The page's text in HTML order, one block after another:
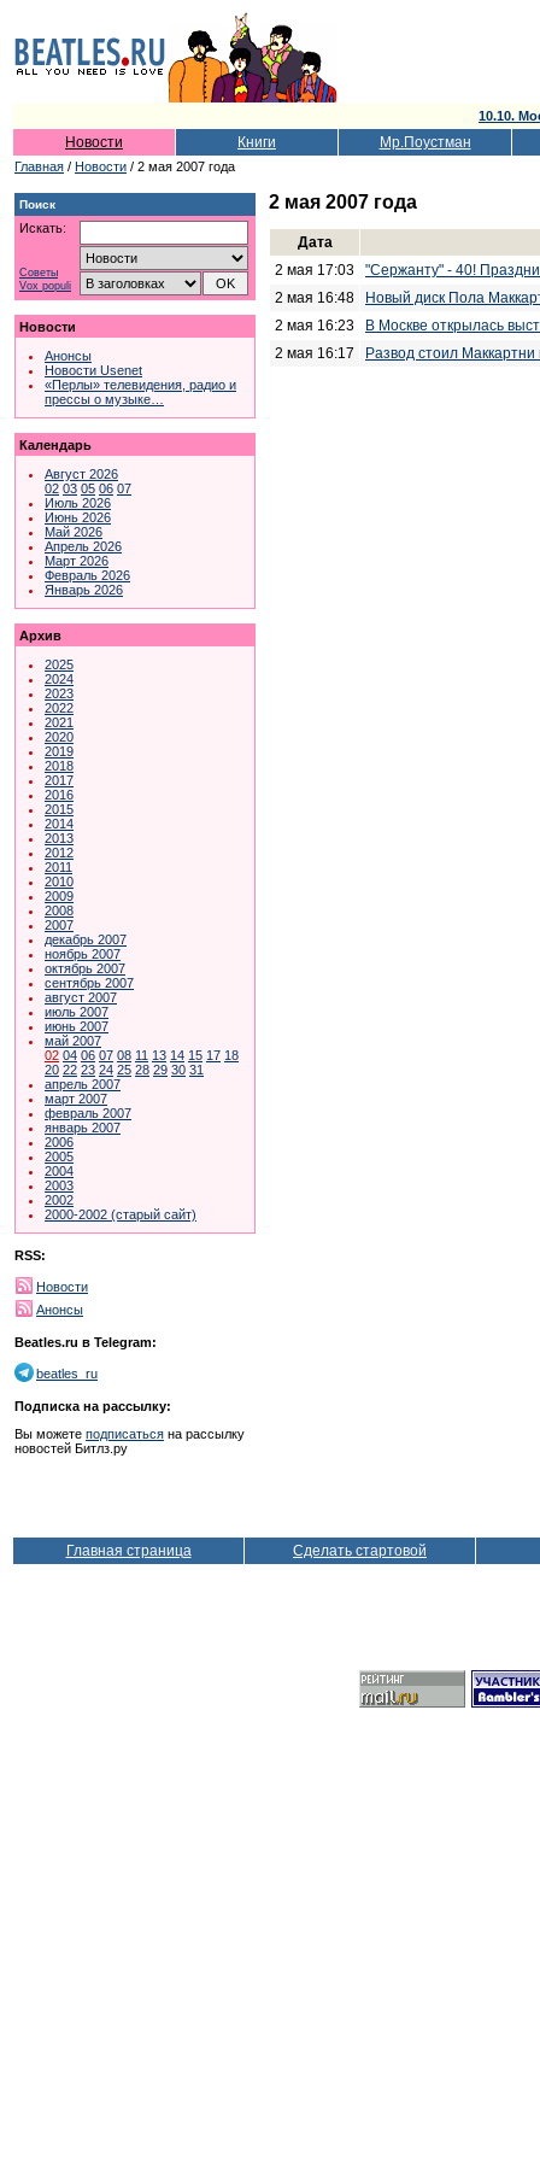
10.10.
Новости Книги Мр.Поустман
Главная / Новости / 2 мая 2007 года
Поиск
Искать:
Советы
Vox populi
Новости
Анонсы
Новости Usenet
«Перлы» телевидения, радио и
прессы о музыке…
Календарь
Август 2026
02 03 05 06 07
Июль 2026
Июнь 2026
Май 2026
Апрель 2026
Март 2026
Февраль 2026
Январь 2026
Архив
2025
2024
2023
2022
2021
2020
2019
2018
2017
2016
2015
2014
2013
2012
2011
2010
2009
2008
2007
декабрь 2007
ноябрь 2007
октябрь 2007
сентябрь 2007
август 2007
июль 2007
июнь 2007
май 2007
02 04 06 07 08 11 13 14 15 17 18
20 22 23 24 25 28 29 30 31
апрель 2007
март 2007
февраль 2007
январь 2007
2006
2005
2004
2003
2002
2000-2002 (старый сайт)
RSS:
Новости
Анонсы
Beatles.ru в Telegram:
beatles_ru
Подписка на рассылку:
Вы можете подписаться на рассылку
новостей Битлз.ру
2 мая 2007 года
Дата
2 мая 17:03
"Сержанту" - 40!
2 мая 16:48
Новый диск Пола
2 мая 16:23
В Москве открылась
2 мая 16:17
Развод стоил Маккартни
Главная страница Сделать стартовой